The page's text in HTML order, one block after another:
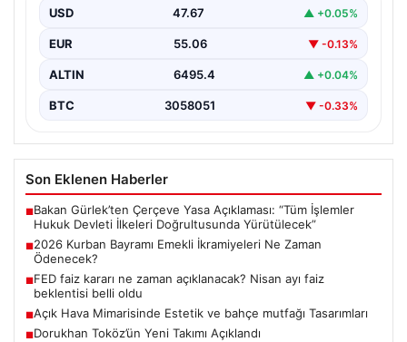
milyon emekli vatandaşın gözü kulağı bayram
ikramiyesi…
USD 47.67 ▲ +0.05%
EUR 55.06 ▼ -0.13%
ALTIN 6495.4 ▲ +0.04%
BTC 3058051 ▼ -0.33%
Son Eklenen Haberler
■Bakan Gürlek’ten Çerçeve Yasa Açıklaması: “Tüm İşlemler
Hukuk Devleti İlkeleri Doğrultusunda Yürütülecek”
■2026 Kurban Bayramı Emekli İkramiyeleri Ne Zaman
Ödenecek?
■FED faiz kararı ne zaman açıklanacak? Nisan ayı faiz
beklentisi belli oldu
■Açık Hava Mimarisinde Estetik ve bahçe mutfağı Tasarımları
■Dorukhan Toköz’ün Yeni Takımı Açıklandı